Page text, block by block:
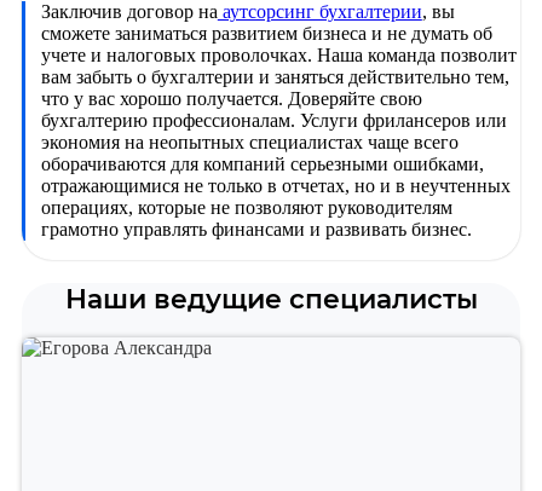
Заключив договор на аутсорсинг бухгалтерии, вы
сможете заниматься развитием бизнеса и не думать об
учете и налоговых проволочках. Наша команда позволит
вам забыть о бухгалтерии и заняться действительно тем,
что у вас хорошо получается. Доверяйте свою
бухгалтерию профессионалам. Услуги фрилансеров или
экономия на неопытных специалистах чаще всего
оборачиваются для компаний серьезными ошибками,
отражающимися не только в отчетах, но и в неучтенных
операциях, которые не позволяют руководителям
грамотно управлять финансами и развивать бизнес.
Наши ведущие специалисты